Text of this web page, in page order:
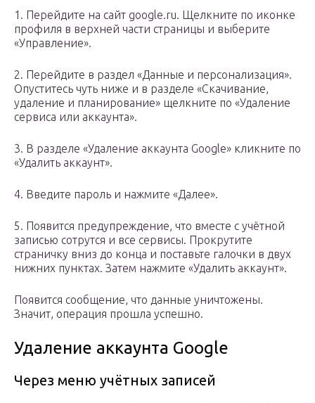
1. Перейдите на сайт google.ru. Щелкните по иконке
профиля в верхней части страницы и выберите
«Управление».
2. Перейдите в раздел «Данные и персонализация».
Опуститесь чуть ниже и в разделе «Скачивание,
удаление и планирование» щелкните по «Удаление
сервиса или аккаунта».
3. В разделе «Удаление аккаунта Google» кликните по
«Удалить аккаунт».
4. Введите пароль и нажмите «Далее».
5. Появится предупреждение, что вместе с учётной
записью сотрутся и все сервисы. Прокрутите
страничку вниз до конца и поставьте галочки в двух
нижних пунктах. Затем нажмите «Удалить аккаунт».
Появится сообщение, что данные уничтожены.
Значит, операция прошла успешно.
Удаление аккаунта Google
Через меню учётных записей